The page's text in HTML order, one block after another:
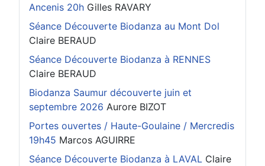
Ancenis 20h Gilles RAVARY
Séance Découverte Biodanza au Mont Dol
Claire BERAUD
Séance Découverte Biodanza à RENNES
Claire BERAUD
Biodanza Saumur découverte juin et
septembre 2026 Aurore BIZOT
Portes ouvertes / Haute-Goulaine / Mercredis
19h45 Marcos AGUIRRE
Séance Découverte Biodanza à LAVAL Claire